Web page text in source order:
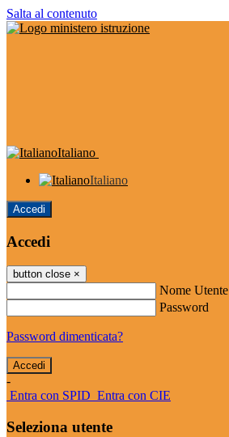
Salta al contenuto
Italiano
Italiano
Accedi
Accedi
button close ×
Nome Utente
Password
Password dimenticata?
-
Entra con SPID Entra con CIE
Seleziona utente